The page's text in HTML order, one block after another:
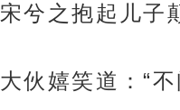
宋兮之抱起儿子
大伙嬉笑道：“